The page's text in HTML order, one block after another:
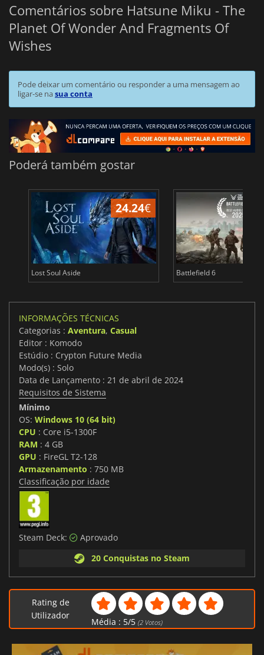
Comentários sobre Hatsune Miku - The
Planet Of Wonder And Fragments Of
Wishes
Pode deixar um comentário ou responder a uma mensagem ao
ligar-se nasua conta
Poderá também gostar
24.24€
Lost Soul Aside Battlefield 6
INFORMAÇÕES TÉCNICAS
Categorias : Aventura, Casual
Editor : Komodo
Estúdio : Crypton Future Media
Modo(s) : Solo
Data de Lançamento : 21 de abril de 2024
Requisitos de Sistema
Mínimo
OS: Windows 10 (64 bit)
CPU : Core i5-1300F
RAM : 4 GB
GPU : FireGL T2-128
Armazenamento : 750 MB
Classificação por idade
Steam Deck:
Aprovado
20 Conquistas no Steam
Rating de
Utilizador
Média : 5/5 (2Votos)